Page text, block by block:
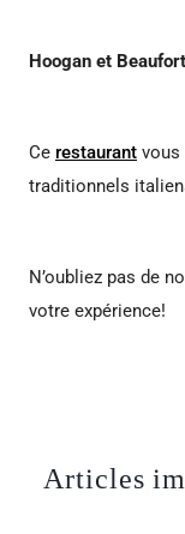
Hoogan et Beaufort
Ce restaurant vous
traditionnels
N’oubliez pas de
votre expérience!
Articles